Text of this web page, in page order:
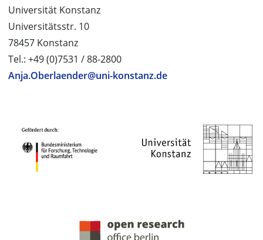
Universität Konstanz
Universitätsstr. 10
78457 Konstanz
Tel.: +49 (0)7531 / 88-2800
Anja.Oberlaender@uni-konstanz.de